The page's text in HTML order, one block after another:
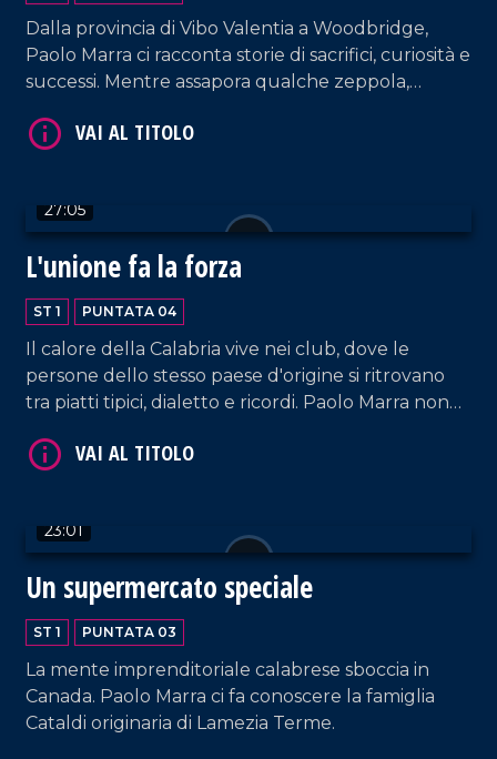
Dalla provincia di Vibo Valentia a Woodbridge,
Paolo Marra ci racconta storie di sacrifici, curiosità e
successi. Mentre assapora qualche zeppola,
feste natalizie lontano da casa.
27:05
L'unione fa la forza
ST 1 PUNTATA 04
Il calore della Calabria vive nei club, dove le
persone dello stesso paese d'origine si ritrovano
tra piatti tipici, dialetto e ricordi. Paolo Marra non
l'altra, ci regala emozioni e le testimonianze di chi
23:01
Un supermercato speciale
ST 1 PUNTATA 03
La mente imprenditoriale calabrese sboccia in
Canada. Paolo Marra ci fa conoscere la famiglia
Cataldi originaria di Lamezia Terme.